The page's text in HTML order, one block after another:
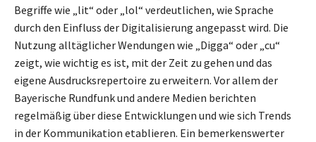
Begriffe wie „lit“ oder „lol“ verdeutlichen, wie Sprache
durch den Einfluss der Digitalisierung angepasst wird. Die
Nutzung alltäglicher Wendungen wie „Digga“ oder „cu“
zeigt, wie wichtig es ist, mit der Zeit zu gehen und das
eigene Ausdrucksrepertoire zu erweitern. Vor allem der
Bayerische Rundfunk und andere Medien berichten
regelmäßig über diese Entwicklungen und wie sich Trends
in der Kommunikation etablieren. Ein bemerkenswerter